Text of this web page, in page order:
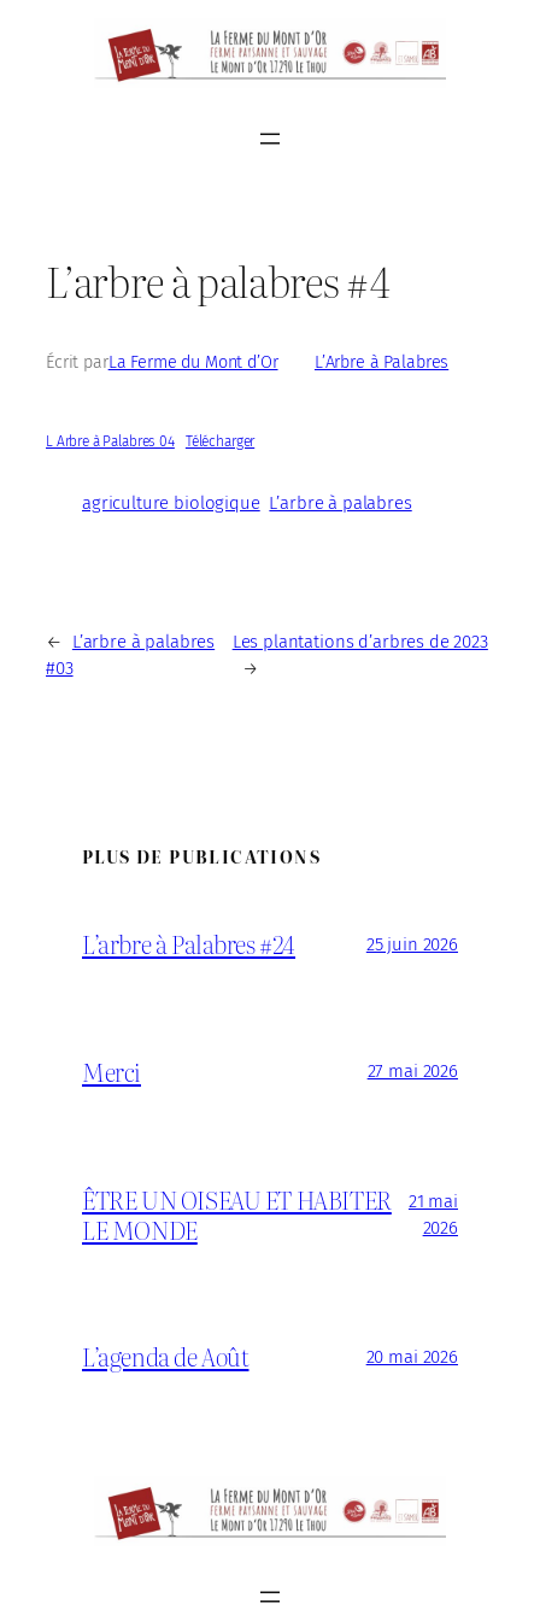
L’arbre à palabres #4
Écrit parLa Ferme du Mont d’Ordans L’Arbre à Palabres
L Arbre à Palabres 04 Télécharger
agriculture biologique L’arbre à palabres
←
L’arbre à palabres
#03
Les plantations d’arbres de 2023
→
PLUS DE PUBLICATIONS
L’arbre à Palabres #24 25 juin 2026
Merci 27 mai 2026
ÊTRE UN OISEAU ET HABITER
LE MONDE
21 mai
2026
L’agenda de Août 20 mai 2026